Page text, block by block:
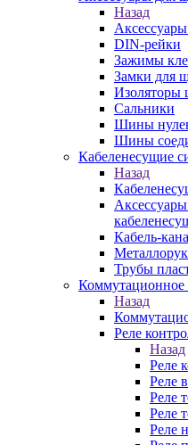
Назад
DIN-рейки
Зажимы
Замки для
Изоляторы
Сальники
Шины
Шины
Кабеленесущие
Назад
Кабель-
Трубы
Коммутационное
Назад
Реле
Назад
Реле
Реле
Реле
Реле
Реле